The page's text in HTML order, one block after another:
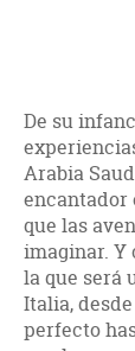
De su
Arabia
encantador
que las
imaginar. Y
la que será
Italia,
perfecto